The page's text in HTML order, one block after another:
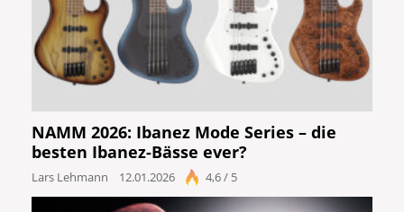
NAMM 2026: Ibanez Mode Series – die
besten Ibanez-Bässe ever?
Lars Lehmann 12.01.2026 4,6 / 5